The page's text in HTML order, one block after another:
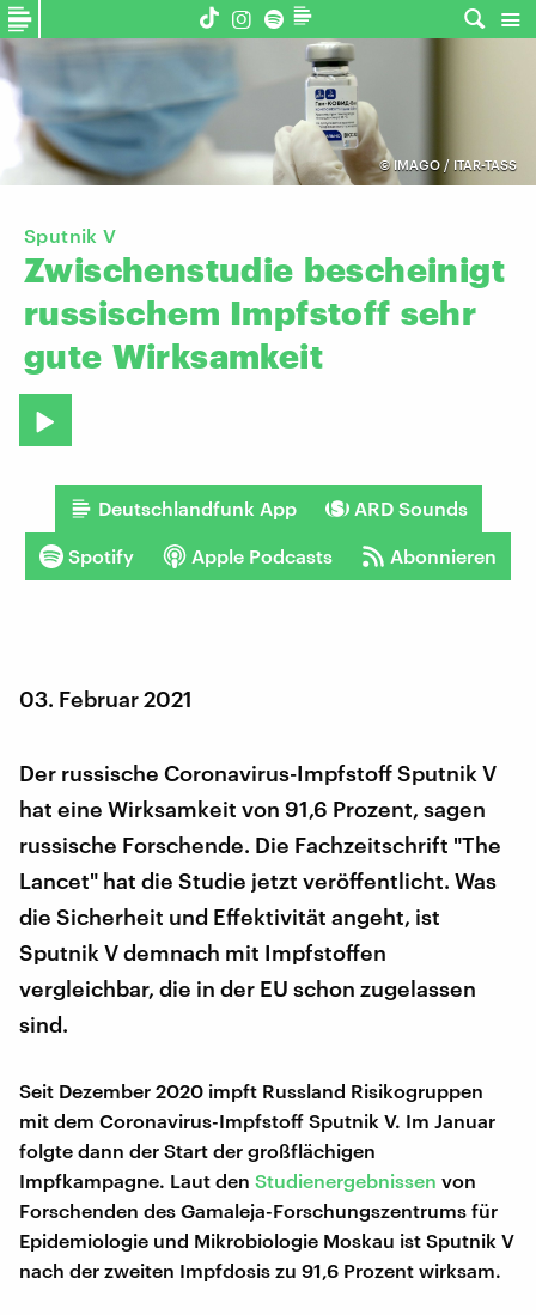
© IMAGO / ITAR-TASS
Sputnik V
Zwischenstudie bescheinigt
russischem Impfstoff sehr
gute Wirksamkeit
Deutschlandfunk App ARD Sounds
Spotify Apple Podcasts Abonnieren
03. Februar 2021
Der russische Coronavirus-Impfstoff Sputnik V
hat eine Wirksamkeit von 91,6 Prozent, sagen
russische Forschende. Die Fachzeitschrift "The
Lancet" hat die Studie jetzt veröffentlicht. Was
die Sicherheit und Effektivität angeht, ist
Sputnik V demnach mit Impfstoffen
vergleichbar, die in der EU schon zugelassen
sind.
Seit Dezember 2020 impft Russland Risikogruppen
mit dem Coronavirus-Impfstoff Sputnik V. Im Januar
folgte dann der Start der großflächigen
Impfkampagne. Laut den Studienergebnissen von
Forschenden des Gamaleja-Forschungszentrums für
Epidemiologie und Mikrobiologie Moskau ist Sputnik V
nach der zweiten Impfdosis zu 91,6 Prozent wirksam.